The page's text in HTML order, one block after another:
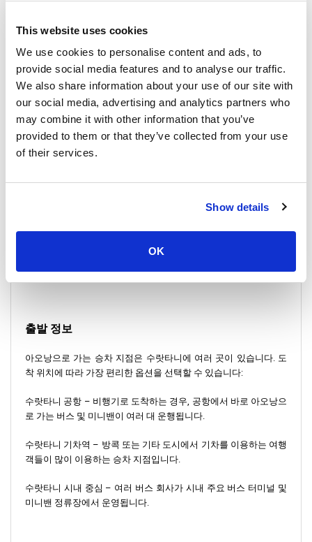
This website uses cookies
We use cookies to personalise content and ads, to
provide social media features and to analyse our traffic.
We also share information about your use of our site with
our social media, advertising and analytics partners who
may combine it with other information that you’ve
provided to them or that they’ve collected from your use
of their services.
Show details
OK
수랏타니는 태국의 주요 교통 허브로, 전국 여러 목적지로 연결됩
수랏타니에서 아오낭까지 가는 가장 좋은 방법은 버스 또는
미니밴을 이용하는 것입니다. 수랏타니 공항, 수랏타니 기차역 또
는 수랏타니 시내 중심 에서 출발할 수 있습니다. 이 노선에는 매일
여러 교통편이 운행됩니다.
수단, 도로 상황, 경유지 여부에 따라 달라집니다.
비용을 절감하려면 수랏타니에서 아오낭까지 가는 버스가 경제적
체와 서비스 유형에 따라 다르며, 300THB에서 600THB 범위입니
다.
출발 정보
아오낭으로 가는 승차 지점은 수랏타니에 여러 곳이 있습니다. 도
착 위치에 따라 가장 편리한 옵션을 선택할 수 있습니다:
수랏타니 공항 – 비행기로 도착하는 경우, 공항에서 바로 아오낭으
로 가는 버스 및 미니밴이 여러 대 운행됩니다.
수랏타니 기차역 – 방콕 또는 기타 도시에서 기차를 이용하는 여행
객들이 많이 이용하는 승차 지점입니다.
수랏타니 시내 중심 – 여러 버스 회사가 시내 주요 버스 터미널 및
미니밴 정류장에서 운영됩니다.